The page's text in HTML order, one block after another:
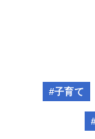
#子育て